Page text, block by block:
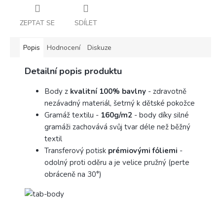
ZEPTAT SE SDÍLET
Popis Hodnocení Diskuze
Detailní popis produktu
Body z kvalitní 100% bavlny - zdravotně
nezávadný materiál, šetrný k dětské pokožce
Gramáž textilu - 160g/m2 - body díky silné
gramáži zachovává svůj tvar déle než běžný
textil
Transferový potisk prémiovými fóliemi -
odolný proti oděru a je velice pružný (perte
obráceně na 30°)